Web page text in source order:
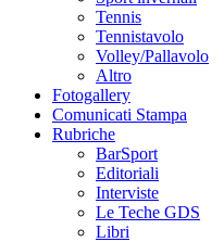
Tennis
Tennistavolo
Volley/Pallavolo
Altro
Fotogallery
Comunicati Stampa
Rubriche
BarSport
Editoriali
Interviste
Le Teche GDS
Libri